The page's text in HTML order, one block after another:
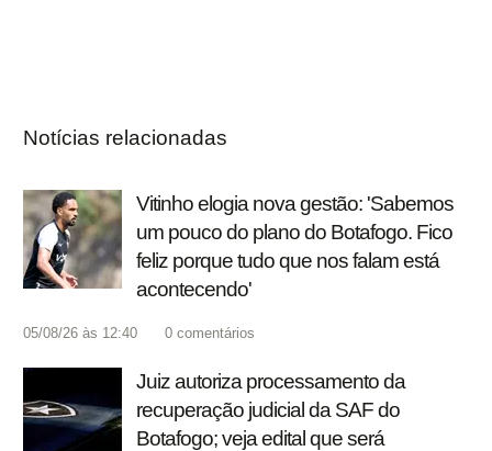
Notícias relacionadas
Vitinho elogia nova gestão: 'Sabemos
um pouco do plano do Botafogo. Fico
feliz porque tudo que nos falam está
acontecendo'
05/08/26 às 12:40 0 comentários
Juiz autoriza processamento da
recuperação judicial da SAF do
Botafogo; veja edital que será